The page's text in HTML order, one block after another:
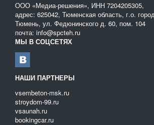
ООО «Медиа-решения», ИНН 7204205305,
адрес: 625042, Тюменская область, г.о.
Тюмень, ул. Федюнинского д. 60, пом. 104
почта: info@spcteh.ru
МЫ В СОЦСЕТЯХ
НАШИ ПАРТНЕРЫ
vsembeton-msk.ru
stroydom-99.ru
vsaunah.ru
bookingcar.ru